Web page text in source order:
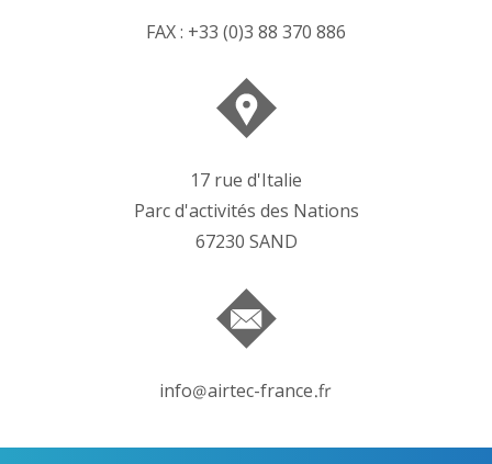
FAX : +33 (0)3 88 370 886
17 rue d'Italie
Parc d'activités des Nations
67230 SAND
info airtec-france